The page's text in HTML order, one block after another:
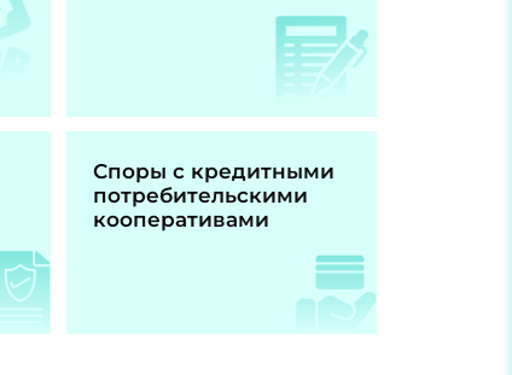
Споры с кредитными
потребительскими
кооперативами